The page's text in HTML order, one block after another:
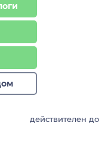
действителен до